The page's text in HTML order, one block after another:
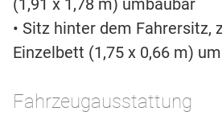
(1,91 x 1,78 m) umbaubar
• Sitz hinter dem Fahrersitz,
Einzelbett (1,75 x 0,66 m)
Fahrzeugausstattung